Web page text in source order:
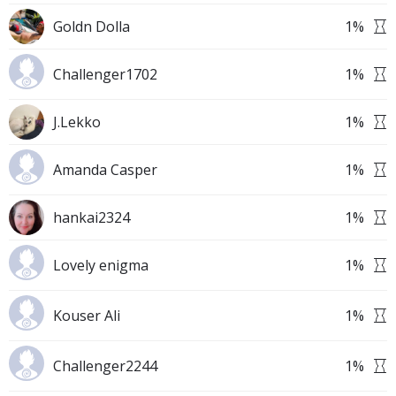
Goldn Dolla 1%
Challenger1702 1%
J.Lekko 1%
Amanda Casper 1%
hankai2324 1%
Lovely enigma 1%
Kouser Ali 1%
Challenger2244 1%